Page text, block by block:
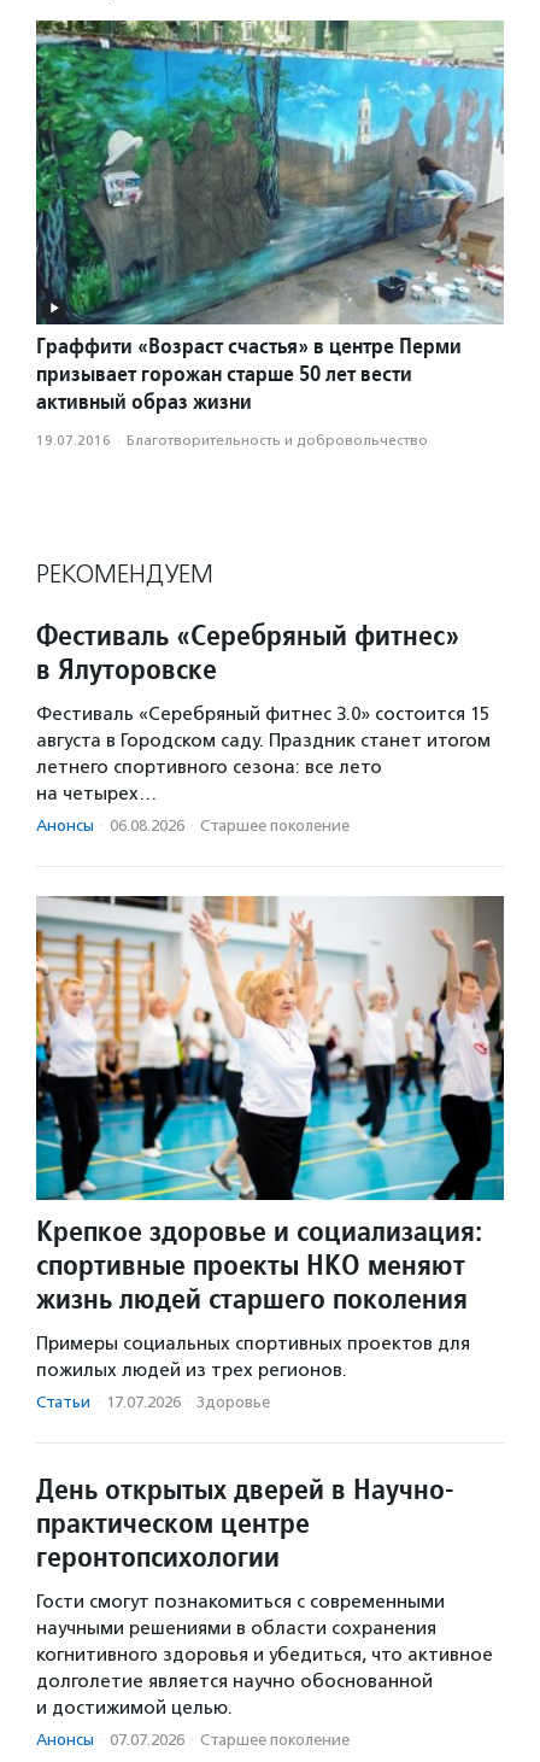
Граффити «Возраст счастья» в центре Перми
призывает горожан старше 50 лет вести
активный образ жизни
19.07.2016 · Благотвори­тель­ность и доброволь­чест­во
РЕКОМЕНДУЕМ
Фестиваль «Серебряный фитнес»
в Ялуторовске
Фестиваль «Серебряный фитнес 3.0» состоится 15
августа в Городском саду. Праздник станет итогом
летнего спортивного сезона: все лето
на четырех…
Анонсы · 06.08.2026 · Старшее поколение
Крепкое здоровье и социализация:
спортивные проекты НКО меняют
жизнь людей старшего поколения
Примеры социальных спортивных проектов для
пожилых людей из трех регионов.
Статьи · 17.07.2026 · Здоровье
День открытых дверей в Научно-
практическом центре
геронтопсихологии
Гости смогут познакомиться с современными
научными решениями в области сохранения
когнитивного здоровья и убедиться, что активное
долголетие является научно обоснованной
и достижимой целью.
Анонсы · 07.07.2026 · Старшее поколение